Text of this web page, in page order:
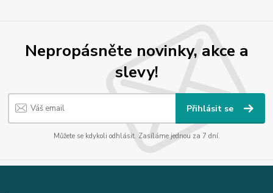
Nepropásněte novinky, akce a
slevy!
Přihlásit se
Můžete se kdykoli odhlásit. Zasíláme jednou za 7 dní.